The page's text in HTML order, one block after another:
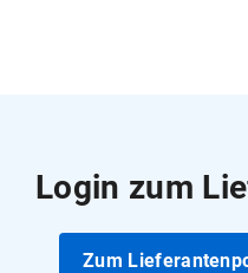
Login zum
Zum